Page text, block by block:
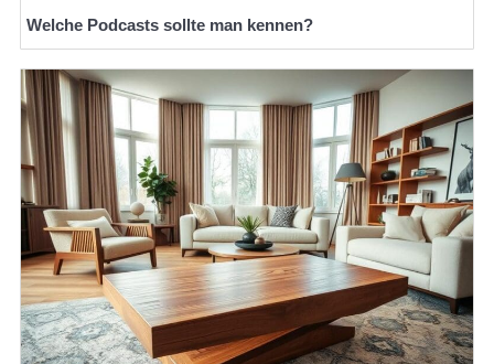
Welche Podcasts sollte man kennen?